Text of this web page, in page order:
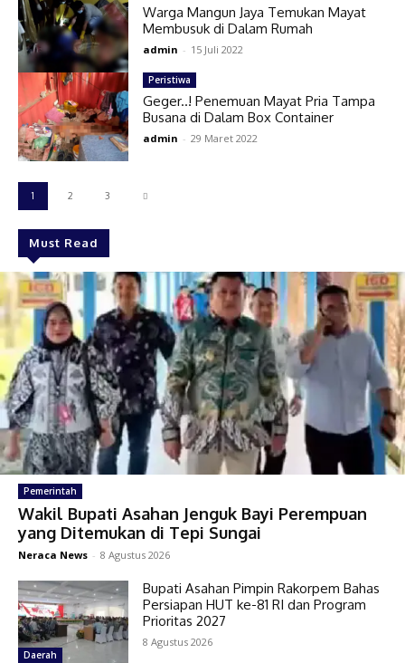
Must Read
Pemerintah
Wakil Bupati Asahan Jenguk Bayi Perempuan
yang Ditemukan di Tepi Sungai
Neraca News - 8 Agustus 2026
Daerah
Bupati Asahan Pimpin Rakorpem Bahas
Persiapan HUT ke-81 RI dan Program
Prioritas 2027
8 Agustus 2026
Warga Mangun Jaya Temukan Mayat
Membusuk di Dalam Rumah
admin - 15 Juli 2022
Peristiwa
Geger..! Penemuan Mayat Pria Tampa
Busana di Dalam Box Container
admin - 29 Maret 2022
1 2 3